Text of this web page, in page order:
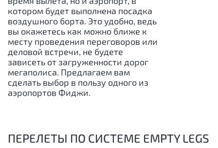
котором будет выполнена посадка
воздушного борта. Это удобно, ведь
вы окажетесь как можно ближе к
месту проведения переговоров или
деловой встречи, не будете
зависеть от загруженности дорог
мегаполиса. Предлагаем вам
сделать выбор в пользу одного из
аэропортов Фиджи.
ПЕРЕЛЕТЫ ПО СИСТЕМЕ EMPTY LEGS